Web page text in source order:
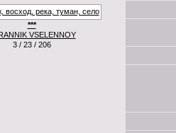
***
VSELENNOY
3 / 23 / 206